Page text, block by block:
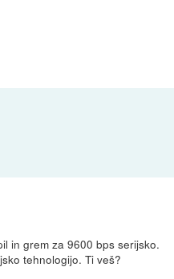
in grem za 9600 bps serijsko.
tehnologijo. Ti veš?